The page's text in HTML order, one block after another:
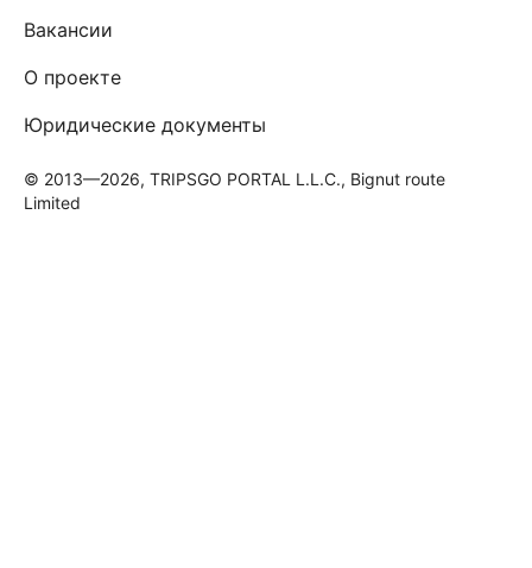
Вакансии
О проекте
Юридические документы
© 2013—2026, TRIPSGO PORTAL L.L.C., Bignut route
Limited